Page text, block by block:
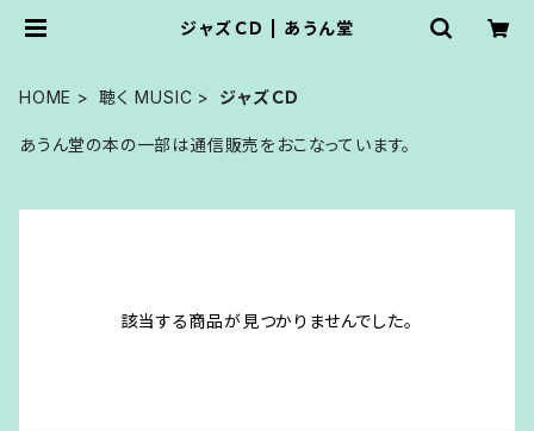
ジャズＣＤ | あうん堂
HOME 聴く MUSIC ジャズＣＤ
あうん堂の本の一部は通信販売をおこなっています。
該当する商品が見つかりませんでした。